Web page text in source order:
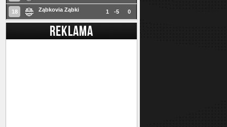
18 Ząbkovia Ząbki 1 -5 0
REKLAMA